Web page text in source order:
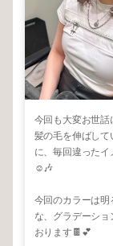
今回も大変お世話
髪の毛を伸ばし
に、毎回違った
☺️🎶
今回のカラーは
な、グラデーシ
おります🍫💕